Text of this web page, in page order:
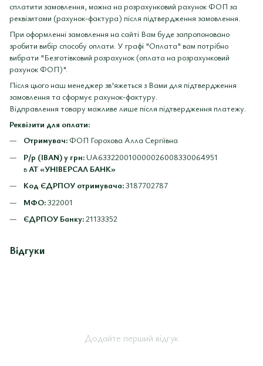
сплатити замовлення, можна на розрахунковий рахунок ФОП за
реквізитами (рахунок-фактура) після підтвердження замовлення.
При оформленні замовлення на сайті Вам буде запропоновано
зробити вибір способу оплати. У графі "Оплата" вам потрібно
вибрати "Безготівковий розрахунок (оплата на розрахунковий
рахунок ФОП)".
Після цього наш менеджер зв'яжеться з Вами для підтвердження
замовлення та сформує рахунок-фактуру.
Відправлення товару можливе лише після підтвердження платежу.
Реквізити для оплати:
Отримувач: ФОП Горохова Алла Сергіївна
Р/р (IBAN) у грн: UA633220010000026008330064951
в АТ «УНІВЕРСАЛ БАНК»
Код ЄДРПОУ отримувача:3187702787
МФО:322001
ЄДРПОУ Банку:21133352
Відгуки
Додайте перший відгук